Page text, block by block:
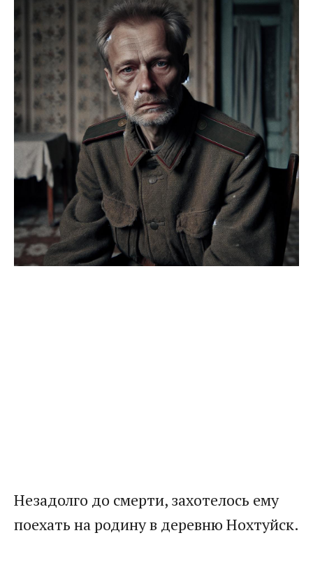
​Незадолго до смерти, захотелось ему
поехать на родину в деревню Нохтуйск.​